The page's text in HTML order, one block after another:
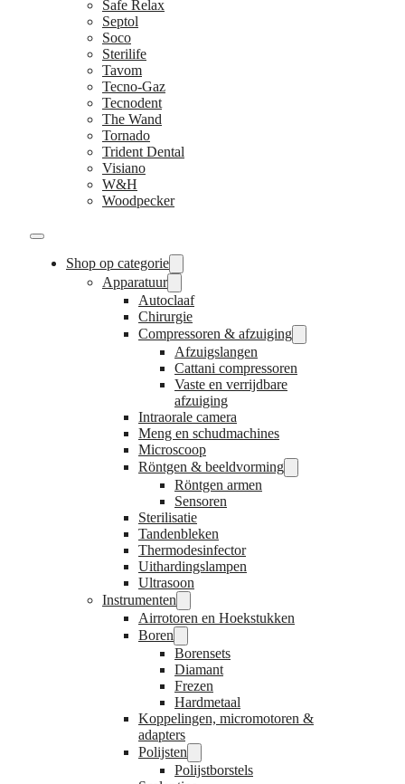
Safe Relax
Septol
Soco
Sterilife
Tavom
Tecno-Gaz
Tecnodent
The Wand
Tornado
Trident Dental
Visiano
W&H
Woodpecker
Shop op categorie
Apparatuur
Autoclaaf
Chirurgie
Compressoren & afzuiging
Afzuigslangen
Cattani compressoren
Vaste en verrijdbare
afzuiging
Intraorale camera
Meng en schudmachines
Microscoop
Röntgen & beeldvorming
Röntgen armen
Sensoren
Sterilisatie
Tandenbleken
Thermodesinfector
Uithardingslampen
Ultrasoon
Instrumenten
Airrotoren en Hoekstukken
Boren
Borensets
Diamant
Frezen
Hardmetaal
Koppelingen, micromotoren &
adapters
Polijsten
Polijstborstels